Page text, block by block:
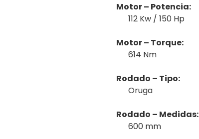
Motor – Potencia:
112 Kw / 150 Hp
Motor – Torque:
614 Nm
Rodado – Tipo:
Oruga
Rodado – Medidas:
600 mm